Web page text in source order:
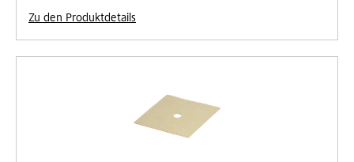
Zu den Produktdetails